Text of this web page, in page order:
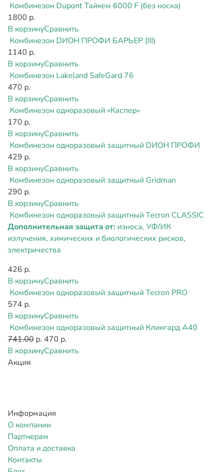
Комбинезон Dupont Тайкем 6000 F (без носка)
1800 р.
В корзинуСравнить
Комбинезон DИОН ПРОФИ БАРЬЕР (III)
1140 р.
В корзинуСравнить
Комбинезон Lakeland SafeGard 76
470 р.
В корзинуСравнить
Комбинезон одноразовый «Каспер»
170 р.
В корзинуСравнить
Комбинезон одноразовый защитный DИОН ПРОФИ
429 р.
В корзинуСравнить
Комбинезон одноразовый защитный Gridman
290 р.
В корзинуСравнить
Комбинезон одноразовый защитный Tecron CLASSIC
Дополнительная защита от: износа, УФ/ИК
излучения, химических и биологических рисков,
электричества
426 р.
В корзинуСравнить
Комбинезон одноразовый защитный Tecron PRO
574 р.
В корзинуСравнить
Комбинезон одноразовый защитный Клингард А40
741.00 р. 470 р.
В корзинуСравнить
Акция
Информация
О компании
Партнерам
Оплата и доставка
Контакты